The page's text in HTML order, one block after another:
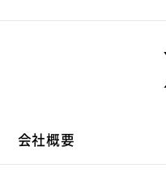
会社概要